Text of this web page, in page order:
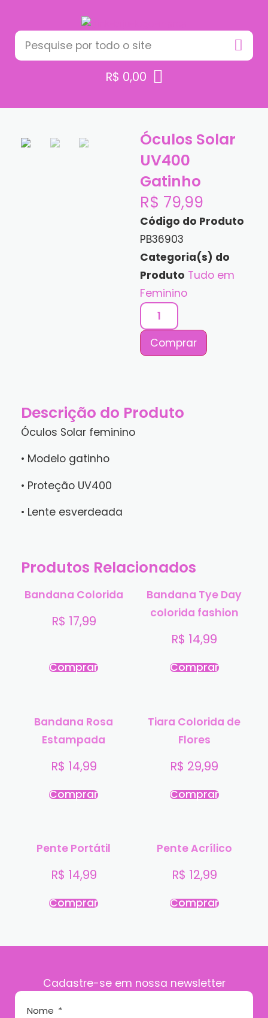
R$ 0,00
Óculos Solar
UV400
Gatinho
R$ 79,99
Código do Produto
PB36903
Categoria(s) do
Produto Tudo em
Feminino
Comprar
Descrição do Produto
Óculos Solar feminino
• Modelo gatinho
• Proteção UV400
• Lente esverdeada
Produtos Relacionados
Bandana Colorida
R$ 17,99
Comprar
Bandana Tye Day
colorida fashion
R$ 14,99
Comprar
Bandana Rosa
Estampada
R$ 14,99
Comprar
Tiara Colorida de
Flores
R$ 29,99
Comprar
Pente Portátil
R$ 14,99
Comprar
Pente Acrílico
R$ 12,99
Comprar
Cadastre-se em nossa newsletter
Nome